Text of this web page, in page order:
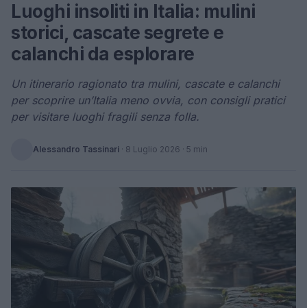
Luoghi insoliti in Italia: mulini
storici, cascate segrete e
calanchi da esplorare
Un itinerario ragionato tra mulini, cascate e calanchi
per scoprire un’Italia meno ovvia, con consigli pratici
per visitare luoghi fragili senza folla.
Alessandro Tassinari · 8 Luglio 2026 · 5 min